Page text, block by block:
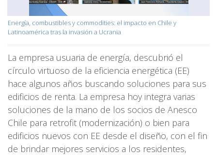
Energía, combustibles y commodities: el impacto en Chile y
Latinoamérica tras la invasión a Ucrania
La empresa usuaria de energía, descubrió el
círculo virtuoso de la eficiencia energética (EE)
hace algunos años buscando soluciones para sus
edificios de renta. La empresa hoy integra varias
soluciones de la mano de los socios de Anesco
Chile para retrofit (modernización) o bien para
edificios nuevos con EE desde el diseño, con el fin
de brindar mejores servicios a los residentes,